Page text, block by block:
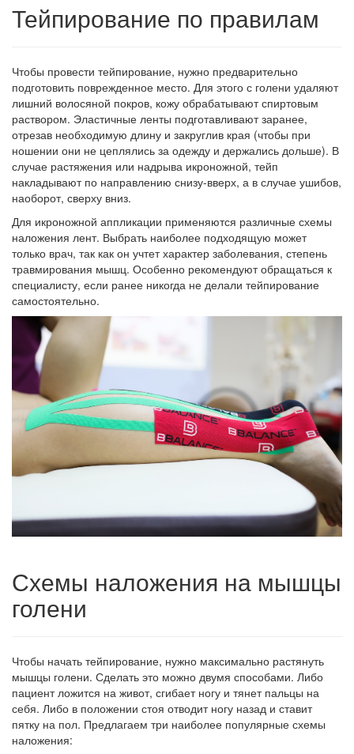
Тейпирование по правилам
Чтобы провести тейпирование, нужно предварительно
подготовить поврежденное место. Для этого с голени удаляют
лишний волосяной покров, кожу обрабатывают спиртовым
раствором. Эластичные ленты подготавливают заранее,
отрезав необходимую длину и закруглив края (чтобы при
ношении они не цеплялись за одежду и держались дольше). В
случае растяжения или надрыва икроножной, тейп
накладывают по направлению снизу-вверх, а в случае ушибов,
наоборот, сверху вниз.
Для икроножной аппликации применяются различные схемы
наложения лент. Выбрать наиболее подходящую может
только врач, так как он учтет характер заболевания, степень
травмирования мышц. Особенно рекомендуют обращаться к
специалисту, если ранее никогда не делали тейпирование
самостоятельно.
Схемы наложения на мышцы
голени
Чтобы начать тейпирование, нужно максимально растянуть
мышцы голени. Сделать это можно двумя способами. Либо
пациент ложится на живот, сгибает ногу и тянет пальцы на
себя. Либо в положении стоя отводит ногу назад и ставит
пятку на пол. Предлагаем три наиболее популярные схемы
наложения: